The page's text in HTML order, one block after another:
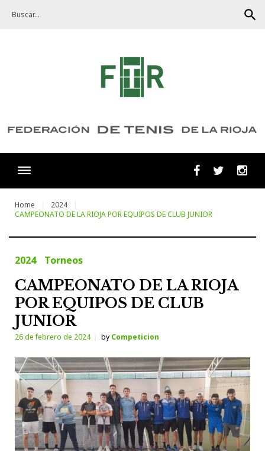
search
FacebookTwitter
Home
2024
CAMPEONATO DE LA RIOJA POR EQUIPOS DE CLUB JUNIOR
2024 Torneos
CAMPEONATO DE LA RIOJA
POR EQUIPOS DE CLUB
JUNIOR
26 de febrero de 2024 by Competicion